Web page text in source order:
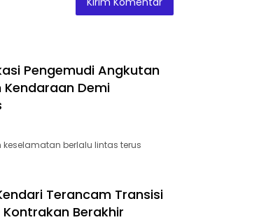
Pengemudi Angkutan
Kendaraan Demi
keselamatan berlalu lintas terus
Terancam Transisi
Berakhir